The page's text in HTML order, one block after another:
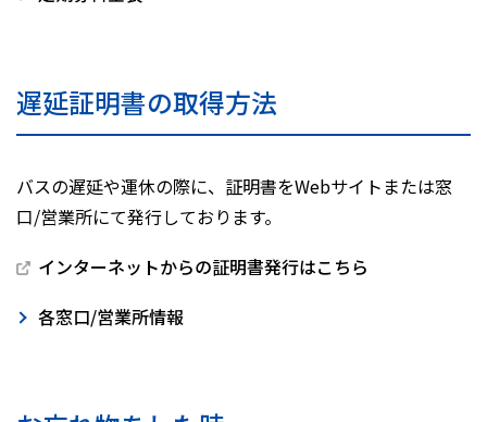
遅延証明書の取得方法
バスの遅延や運休の際に、証明書をWebサイトまたは窓
口/営業所にて発行しております。
インターネットからの証明書発行はこちら
各窓口/営業所情報